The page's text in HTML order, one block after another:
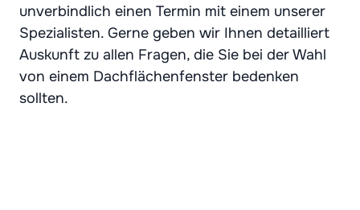
unverbindlich einen Termin mit einem unserer
Spezialisten. Gerne geben wir Ihnen detailliert
Auskunft zu allen Fragen, die Sie bei der Wahl
von einem Dachflächenfenster bedenken
sollten.